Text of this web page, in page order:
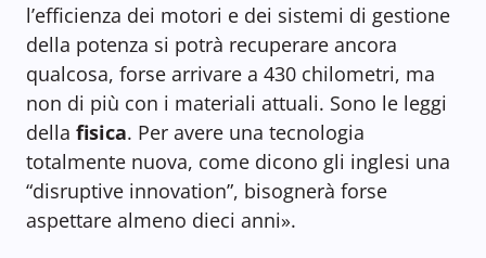
l’efficienza dei motori e dei sistemi di gestione
della potenza si potrà recuperare ancora
qualcosa, forse arrivare a 430 chilometri, ma
non di più con i materiali attuali. Sono le leggi
della fisica. Per avere una tecnologia
totalmente nuova, come dicono gli inglesi una
“disruptive innovation”, bisognerà forse
aspettare almeno dieci anni».